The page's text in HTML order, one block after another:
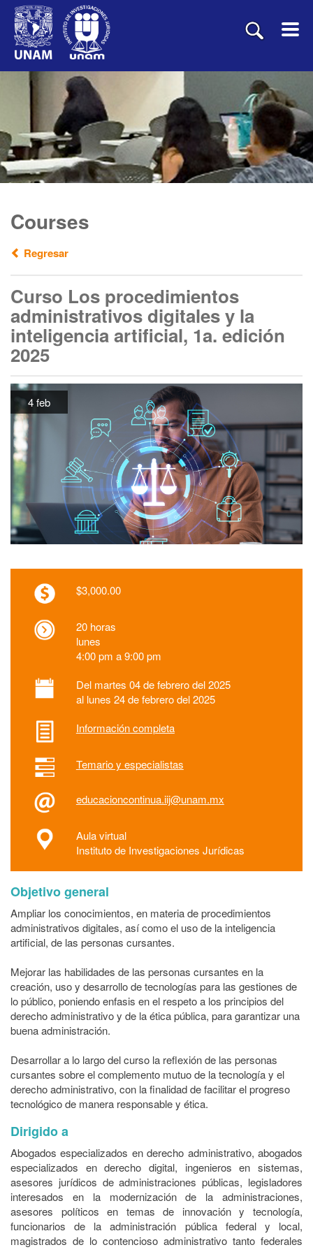
Courses
Regresar
Curso Los procedimientos
administrativos digitales y la
inteligencia artificial, 1a. edición
2025
4 feb
$3,000.00
20 horas
lunes
4:00 pm a 9:00 pm
Del martes 04 de febrero del 2025
al lunes 24 de febrero del 2025
Información completa
Temario y especialistas
educacioncontinua.iij@unam.mx
Aula virtual
Instituto de Investigaciones Jurídicas
Objetivo general
Ampliar los conocimientos, en materia de procedimientos
administrativos digitales, así como el uso de la inteligencia
artificial, de las personas cursantes.
Mejorar las habilidades de las personas cursantes en la
creación, uso y desarrollo de tecnologías para las gestiones de
lo público, poniendo enfasis en el respeto a los principios del
derecho administrativo y de la ética pública, para garantizar una
buena administración.
Desarrollar a lo largo del curso la reflexión de las personas
cursantes sobre el complemento mutuo de la tecnología y el
derecho administrativo, con la finalidad de facilitar el progreso
tecnológico de manera responsable y ética.
Dirigido a
Abogados especializados en derecho administrativo, abogados
especializados en derecho digital, ingenieros en sistemas,
asesores jurídicos de administraciones públicas, legisladores
interesados en la modernización de la administraciones,
asesores políticos en temas de innovación y tecnología,
funcionarios de la administración pública federal y local,
magistrados de lo contencioso administrativo tanto federales